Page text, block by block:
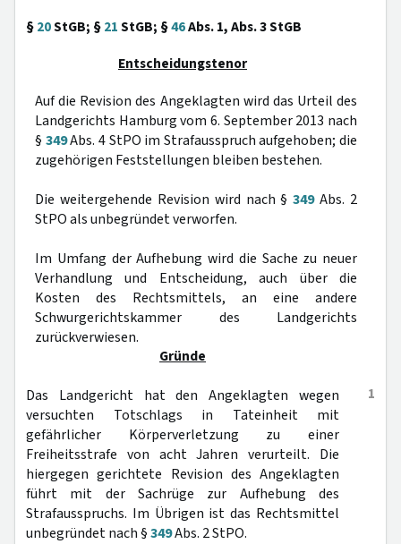
§20StGB; §21StGB; §46Abs. 1, Abs. 3 StGB
Entscheidungstenor
Auf die Revision des Angeklagten wird das Urteil des
Landgerichts Hamburg vom 6. September 2013 nach
§ 349Abs. 4 StPO im Strafausspruch aufgehoben; die
zugehörigen Feststellungen bleiben bestehen.
Die weitergehende Revision wird nach §349Abs. 2
StPO als unbegründet verworfen.
Im Umfang der Aufhebung wird die Sache zu neuer
Verhandlung und Entscheidung, auch über die
Kosten des Rechtsmittels, an eine andere
Schwurgerichtskammer des Landgerichts
zurückverwiesen.
Gründe
1
Das Landgericht hat den Angeklagten wegen
versuchten Totschlags in Tateinheit mit
gefährlicher Körperverletzung zu einer
Freiheitsstrafe von acht Jahren verurteilt. Die
hiergegen gerichtete Revision des Angeklagten
führt mit der Sachrüge zur Aufhebung des
Strafausspruchs. Im Übrigen ist das Rechtsmittel
unbegründet nach §349Abs. 2 StPO.